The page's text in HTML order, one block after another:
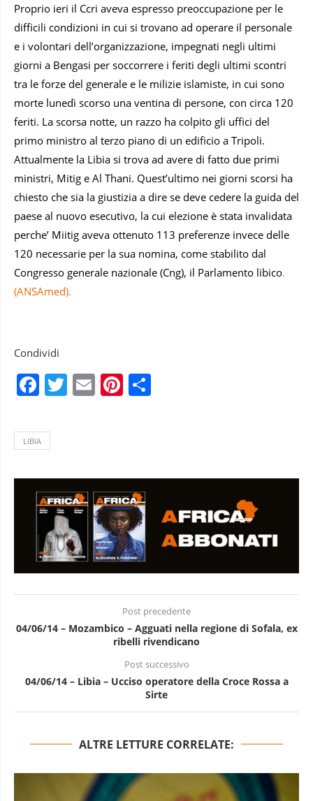
Proprio ieri il Ccri aveva espresso preoccupazione per le
difficili condizioni in cui si trovano ad operare il personale
e i volontari dell’organizzazione, impegnati negli ultimi
giorni a Bengasi per soccorrere i feriti degli ultimi scontri
tra le forze del generale e le milizie islamiste, in cui sono
morte lunedì scorso una ventina di persone, con circa 120
feriti. La scorsa notte, un razzo ha colpito gli uffici del
primo ministro al terzo piano di un edificio a Tripoli.
Attualmente la Libia si trova ad avere di fatto due primi
ministri, Mitig e Al Thani. Quest’ultimo nei giorni scorsi ha
chiesto che sia la giustizia a dire se deve cedere la guida del
paese al nuovo esecutivo, la cui elezione è stata invalidata
perche’ Miitig aveva ottenuto 113 preferenze invece delle
120 necessarie per la sua nomina, come stabilito dal
Congresso generale nazionale (Cng), il Parlamento libico.
(ANSAmed).
Condividi
Facebook
Twitter
EmailPinterest
LIBIA
Post precedente
04/06/14 – Mozambico – Agguati nella regione di Sofala, ex
ribelli rivendicano
Post successivo
04/06/14 – Libia – Ucciso operatore della Croce Rossa a
Sirte
ALTRE LETTURE CORRELATE: